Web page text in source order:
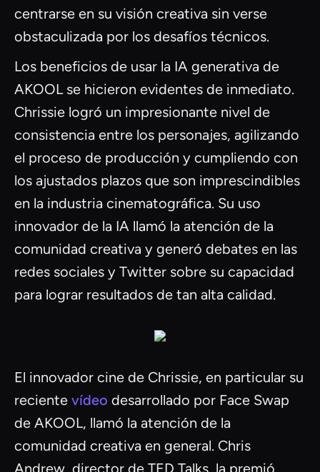
centrarse en su visión creativa sin verse
obstaculizada por los desafíos técnicos.
Los beneficios de usar la IA generativa de
AKOOL se hicieron evidentes de inmediato.
Chrissie logró un impresionante nivel de
consistencia entre los personajes, agilizando
el proceso de producción y cumpliendo con
los ajustados plazos que son imprescindibles
en la industria cinematográfica. Su uso
innovador de la IA llamó la atención de la
comunidad creativa y generó debates en las
redes sociales y Twitter sobre su capacidad
para lograr resultados de tan alta calidad.
El innovador cine de Chrissie, en particular su
reciente vídeo desarrollado por Face Swap
de AKOOL, llamó la atención de la
comunidad creativa en general. Chris
Andrew, director de TED Talks, la premió